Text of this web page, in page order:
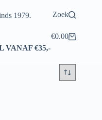
1979. Zoek
Winkelwagen
€0.00
VANAF €35,-